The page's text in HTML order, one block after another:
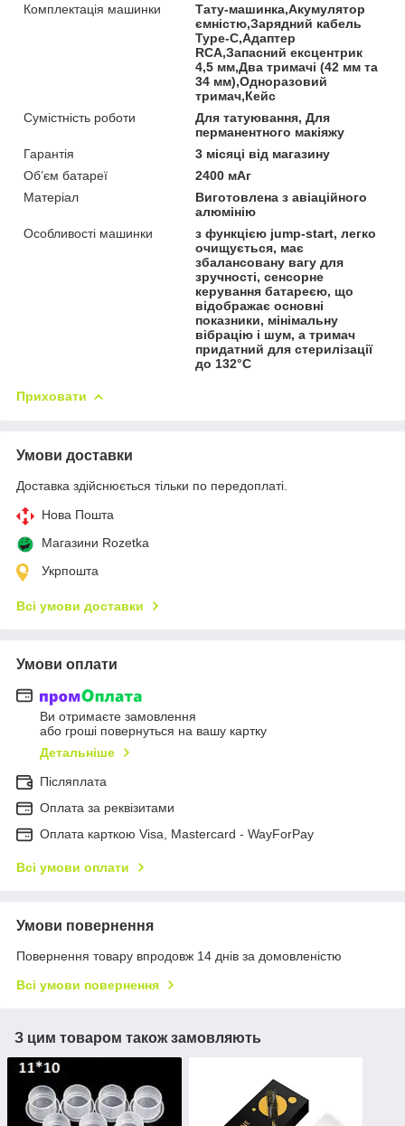
Комплектація машинки
Тату-машинка,Акумулятор
ємністю,Зарядний кабель
Type-C,Адаптер
RCA,Запасний ексцентрик
4,5 мм,Два тримачі (42 мм та
34 мм),Одноразовий
тримач,Кейс
Сумістність роботи
Для татуювання, Для
перманентного макіяжу
Гарантія
3 місяці від магазину
Об’єм батареї
2400 мАг
Матеріал
Виготовлена з авіаційного
алюмінію
Особливості машинки
з функцією jump-start, легко
очищується, має
збалансовану вагу для
зручності, сенсорне
керування батареєю, що
відображає основні
показники, мінімальну
вібрацію і шум, а тримач
придатний для стерилізації
до 132°C
Приховати
Умови доставки
Доставка здійснюється тільки по передоплаті.
Нова Пошта
Магазини Rozetka
Укрпошта
Всі умови доставки
Умови оплати
Ви отримаєте замовлення
або гроші повернуться на вашу картку
Детальніше
Післяплата
Оплата за реквізитами
Оплата карткою Visa, Mastercard - WayForPay
Всі умови оплати
Умови повернення
Повернення товару впродовж 14 днів за домовленістю
Всі умови повернення
З цим товаром також замовляють